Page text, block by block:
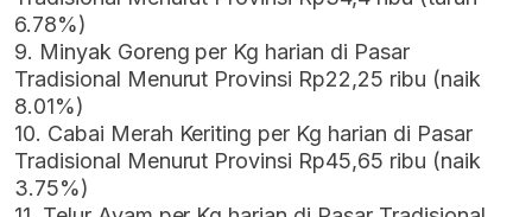
6.78%)
9. Minyak Goreng per Kg harian di Pasar
Tradisional Menurut Provinsi Rp22,25 ribu (naik
8.01%)
10. Cabai Merah Keriting per Kg harian di Pasar
Tradisional Menurut Provinsi Rp45,65 ribu (naik
3.75%)